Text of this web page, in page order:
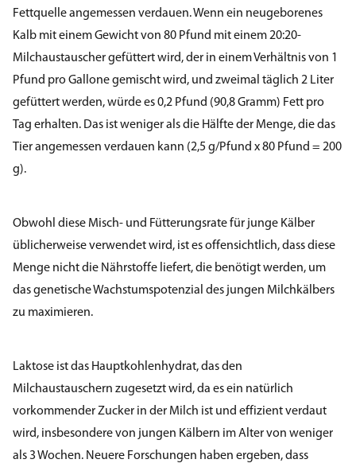
Fettquelle angemessen verdauen. Wenn ein neugeborenes
Kalb mit einem Gewicht von 80 Pfund mit einem 20:20-
Milchaustauscher gefüttert wird, der in einem Verhältnis von 1
Pfund pro Gallone gemischt wird, und zweimal täglich 2 Liter
gefüttert werden, würde es 0,2 Pfund (90,8 Gramm) Fett pro
Tag erhalten. Das ist weniger als die Hälfte der Menge, die das
Tier angemessen verdauen kann (2,5 g/Pfund x 80 Pfund = 200
g).
Obwohl diese Misch- und Fütterungsrate für junge Kälber
üblicherweise verwendet wird, ist es offensichtlich, dass diese
Menge nicht die Nährstoffe liefert, die benötigt werden, um
das genetische Wachstumspotenzial des jungen Milchkälbers
zu maximieren.
Laktose ist das Hauptkohlenhydrat, das den
Milchaustauschern zugesetzt wird, da es ein natürlich
vorkommender Zucker in der Milch ist und effizient verdaut
wird, insbesondere von jungen Kälbern im Alter von weniger
als 3 Wochen. Neuere Forschungen haben ergeben, dass